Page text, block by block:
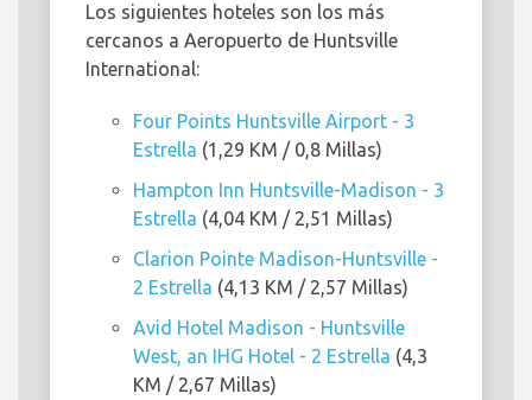
Los siguientes hoteles son los más
cercanos a Aeropuerto de Huntsville
International:
Four Points Huntsville Airport - 3
Estrella (1,29 KM / 0,8 Millas)
Hampton Inn Huntsville-Madison - 3
Estrella (4,04 KM / 2,51 Millas)
Clarion Pointe Madison-Huntsville -
2 Estrella (4,13 KM / 2,57 Millas)
Avid Hotel Madison - Huntsville
West, an IHG Hotel - 2 Estrella (4,3
KM / 2,67 Millas)